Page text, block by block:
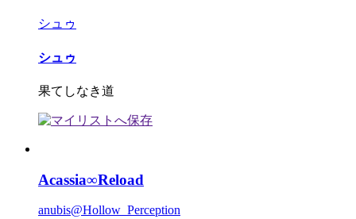
シュゥ
シュゥ
果てしなき道
Acassia∞Reload
anubis@Hollow_Perception